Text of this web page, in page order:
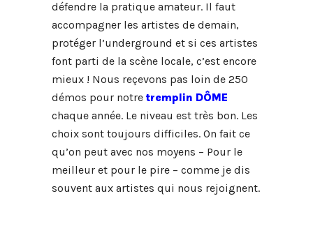
défendre la pratique amateur. Il faut
accompagner les artistes de demain,
protéger l’underground et si ces artistes
font parti de la scène locale, c’est encore
mieux ! Nous reçevons pas loin de 250
démos pour notre tremplin DÔME
chaque année. Le niveau est très bon. Les
choix sont toujours difficiles. On fait ce
qu’on peut avec nos moyens – Pour le
meilleur et pour le pire – comme je dis
souvent aux artistes qui nous rejoignent.